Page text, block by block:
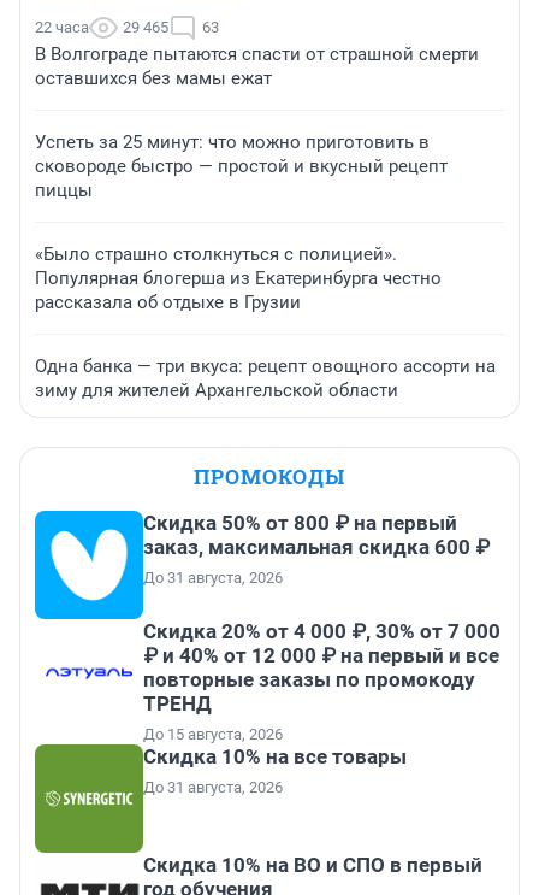
22 часа 29 465 63
В Волгограде пытаются спасти от страшной смерти
оставшихся без мамы ежат
Успеть за 25 минут: что можно приготовить в
сковороде быстро — простой и вкусный рецепт
пиццы
«Было страшно столкнуться с полицией».
Популярная блогерша из Екатеринбурга честно
рассказала об отдыхе в Грузии
Одна банка — три вкуса: рецепт овощного ассорти на
зиму для жителей Архангельской области
ПРОМОКОДЫ
Скидка 50% от 800 ₽ на первый
заказ, максимальная скидка 600 ₽
До 31 августа, 2026
Скидка 20% от 4 000 ₽, 30% от 7 000
₽ и 40% от 12 000 ₽ на первый и все
повторные заказы по промокоду
ТРЕНД
До 15 августа, 2026
Скидка 10% на все товары
До 31 августа, 2026
Скидка 10% на ВО и СПО в первый
год обучения